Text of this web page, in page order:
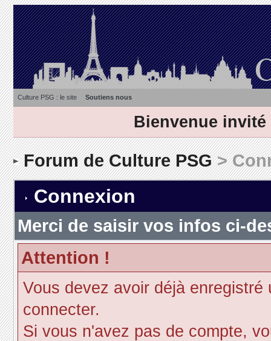
Culture PSG : le site Soutiens nous
Bienvenue invité
Forum de Culture PSG>
Connexion
Merci de saisir vos infos ci-
Attention !
Vous devez avoir déjà
connecter.
Si vous n'avez pas de compte,